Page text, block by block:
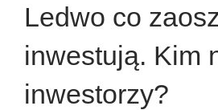
Ledwo co
inwestują. Kim
inwestorzy?